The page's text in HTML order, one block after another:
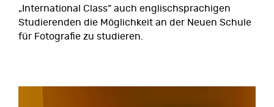
„International Class“ auch englischsprachigen
Studierenden die Möglichkeit an der Neuen Schule
für Fotografie zu studieren.